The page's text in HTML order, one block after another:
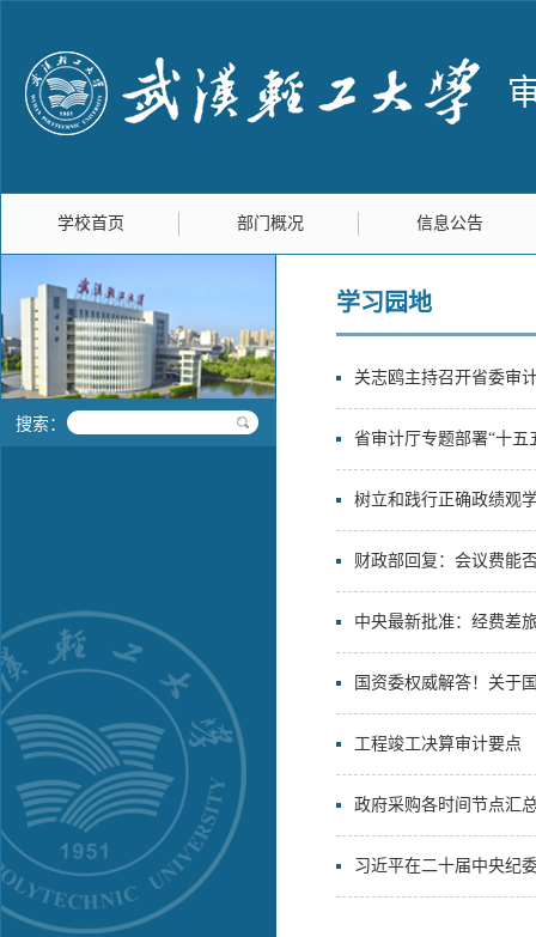
学校首页 部门概况 信息公告
搜索：
学习园地
关志鸥主持召开省委审
省审计厅专题部署“十五
树立和践行正确政绩观
财政部回复：会议费能
中央最新批准：经费差
国资委权威解答！关于
工程竣工决算审计要点
政府采购各时间节点汇
习近平在二十届中央纪